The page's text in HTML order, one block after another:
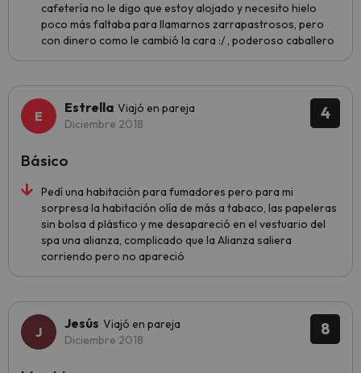
cafetería no le digo que estoy alojado y necesito hielo
poco más faltaba para llamarnos zarrapastrosos, pero
con dinero como le cambió la cara :/ , poderoso caballero
4
Estrella Viajó en pareja
Diciembre 2018
Pedí una habitación para fumadores pero para mi
sorpresa la habitación olía de más a tabaco, las papeleras
sin bolsa d plástico y me desapareció en el vestuario del
spa una alianza, complicado que la Alianza saliera
corriendo pero no apareció
Básico
8
Jesús Viajó en pareja
Diciembre 2018